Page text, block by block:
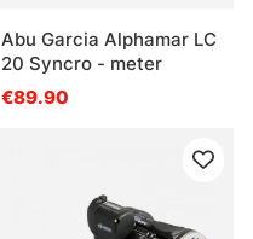
Abu Garcia Alphamar LC
20 Syncro - meter
€89.90